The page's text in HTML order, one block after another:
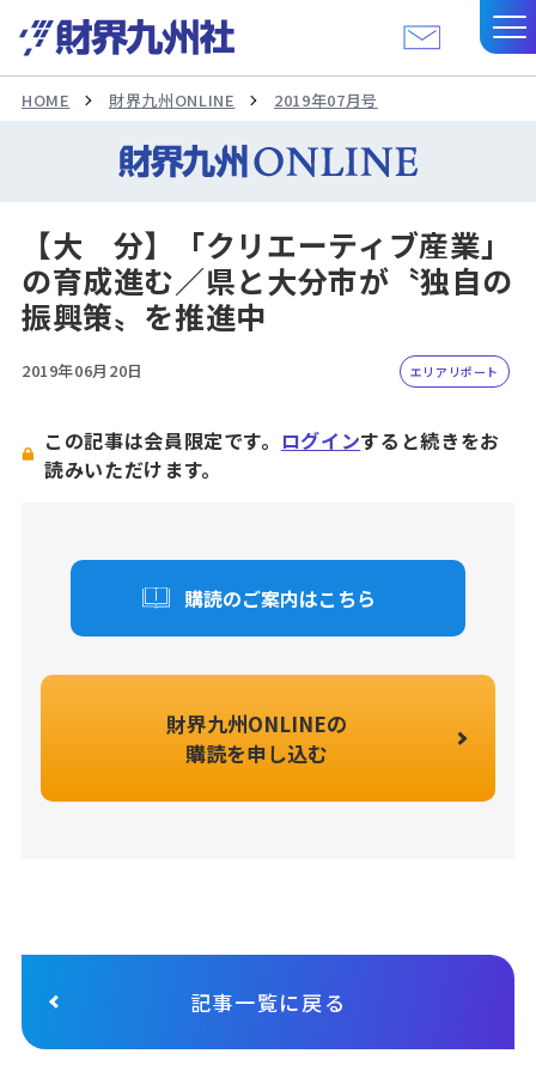
HOME 財界九州ONLINE 2019年07月号
【大 分】「クリエーティブ産業」
の育成進む／県と大分市が〝独自の
振興策〟を推進中
2019年06月20日 エリアリポート
この記事は会員限定です。 ログインすると続きをお
読みいただけます。
購読のご案内はこちら
財界九州ONLINEの
購読を申し込む
記事一覧に戻る